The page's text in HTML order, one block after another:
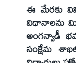
ఈ మేరకు
విధానాలను
అంగన్వాడీ
సంక్షేమ